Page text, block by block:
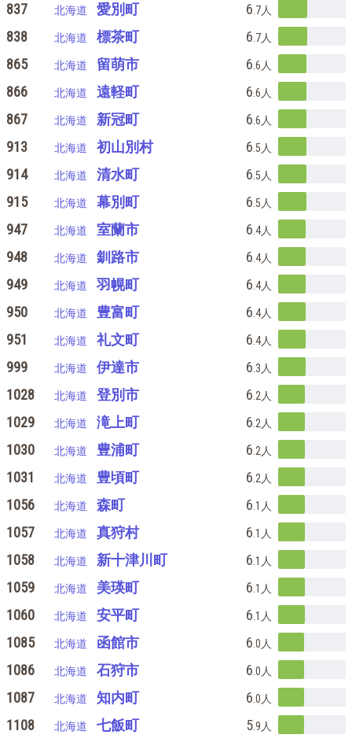
837 北海道 愛別町 6 .7人
838 北海道 標茶町 6 .7人
865 北海道 留萌市 6 .6 人
866 北海道 遠軽町 6 .6 人
867 北海道 新冠町 6 .6 人
913 北海道 初山別村 6 .5 人
914 北海道 清水町 6 .5 人
915 北海道 幕別町 6 .5 人
947 北海道 室蘭市 6 .4人
948 北海道 釧路市 6 .4人
949 北海道 羽幌町 6 .4人
950 北海道 豊富町 6 .4人
951 北海道 礼文町 6 .4人
999 北海道 伊達市 6 .3 人
1028 北海道 登別市 6 .2 人
1029 北海道 滝上町 6 .2 人
1030 北海道 豊浦町 6 .2 人
1031 北海道 豊頃町 6 .2 人
1056 北海道 森町 6 .1 人
1057 北海道 真狩村 6 .1 人
1058 北海道 新十津川町 6 .1 人
1059 北海道 美瑛町 6 .1 人
1060 北海道 安平町 6 .1 人
1085 北海道 函館市 6 .0 人
1086 北海道 石狩市 6 .0 人
1087 北海道 知内町 6 .0 人
1108 北海道 七飯町 5.9 人